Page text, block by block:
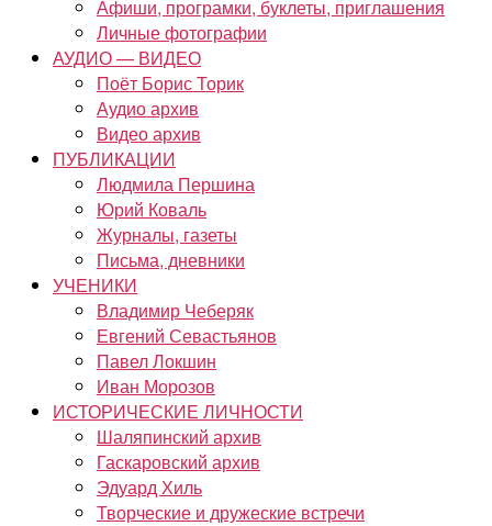
Афиши, програмки, буклеты, приглашения
Личные фотографии
АУДИО — ВИДЕО
Поёт Борис Торик
Аудио архив
Видео архив
ПУБЛИКАЦИИ
Людмила Першина
Юрий Коваль
Журналы, газеты
Письма, дневники
УЧЕНИКИ
Владимир Чеберяк
Евгений Севастьянов
Павел Локшин
Иван Морозов
ИСТОРИЧЕСКИЕ ЛИЧНОСТИ
Шаляпинский архив
Гаскаровский архив
Эдуард Хиль
Творческие и дружеские встречи